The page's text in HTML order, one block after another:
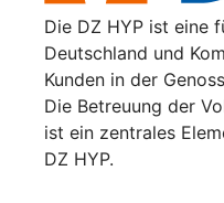
Die DZ HYP ist eine
Deutschland und
Kunden in der
Die Betreuung der
ist ein zentrales
DZ HYP.